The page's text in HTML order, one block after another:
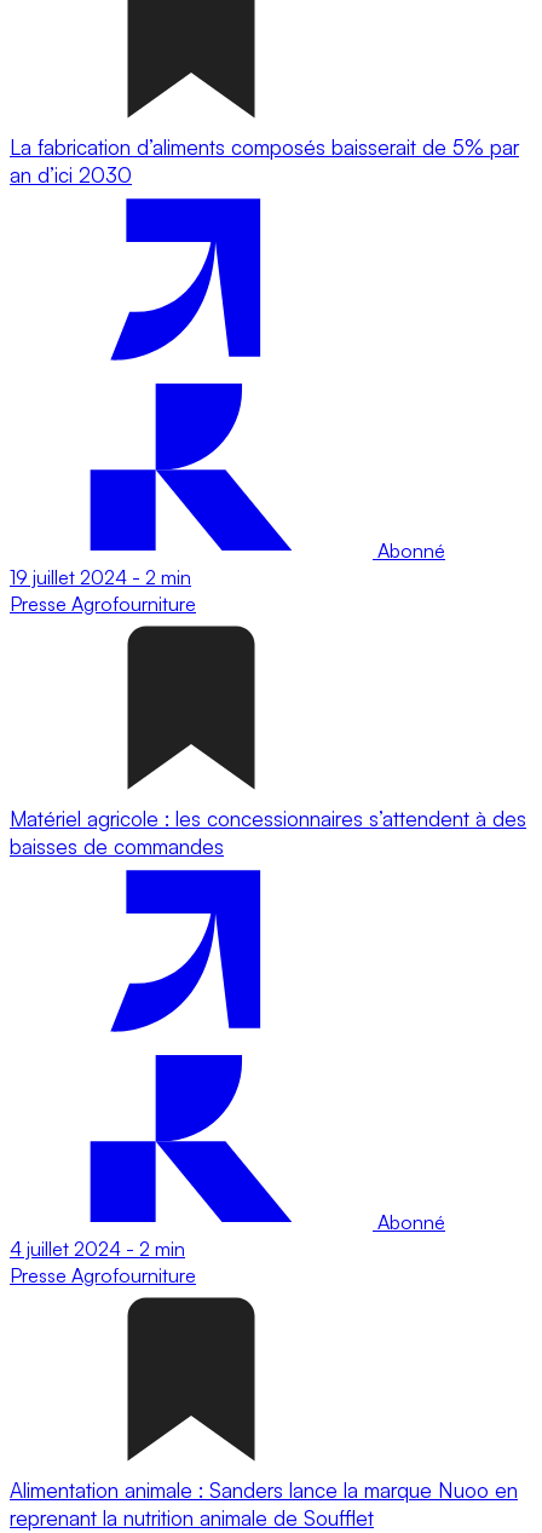
La fabrication d’aliments composés baisserait de 5% par
an d’ici 2030
Abonné
19 juillet 2024 - 2 min
Presse Agrofourniture
Matériel agricole : les concessionnaires s’attendent à des
baisses de commandes
Abonné
4 juillet 2024 - 2 min
Presse Agrofourniture
Alimentation animale : Sanders lance la marque Nuoo en
reprenant la nutrition animale de Soufflet